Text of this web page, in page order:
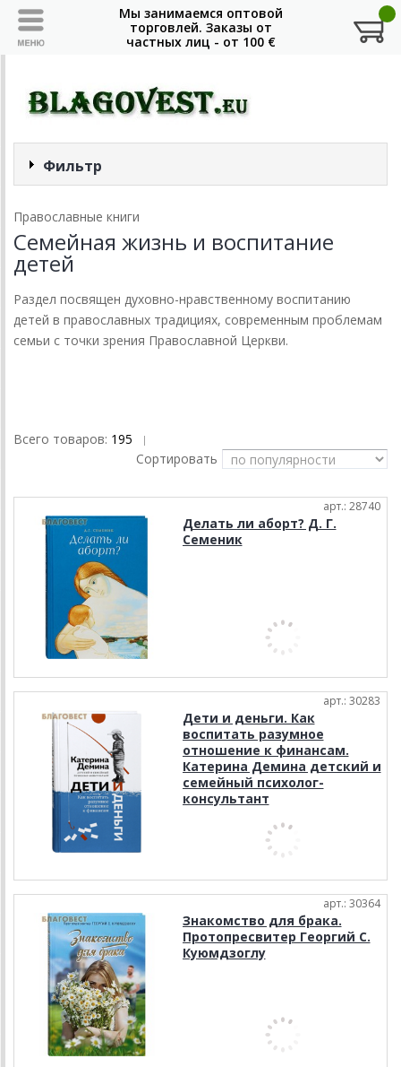
Фильтр
Православные книги
Семейная жизнь и воспитание
детей
Раздел посвящен духовно-нравственному воспитанию
детей в православных традициях, современным проблемам
семьи с точки зрения Православной Церкви.
Всего товаров: 195 |
Сортировать
арт.: 28740
Делать ли аборт? Д. Г.
Семеник
арт.: 30283
Дети и деньги. Как
воспитать разумное
отношение к финансам.
Катерина Демина детский и
семейный психолог-
консультант
арт.: 30364
Знакомство для брака.
Протопресвитер Георгий С.
Куюмдзоглу